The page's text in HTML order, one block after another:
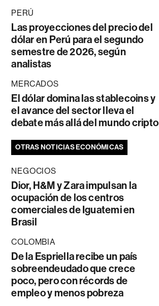
PERÚ
Las proyecciones del precio del
dólar en Perú para el segundo
semestre de 2026, según
analistas
MERCADOS
El dólar domina las stablecoins y
el avance del sector lleva el
debate más allá del mundo cripto
OTRAS NOTICIAS ECONÓMICAS
NEGOCIOS
Dior, H&M y Zara impulsan la
ocupación de los centros
comerciales de Iguatemi en
Brasil
COLOMBIA
De la Espriella recibe un país
sobreendeudado que crece
poco, pero con récords de
empleo y menos pobreza